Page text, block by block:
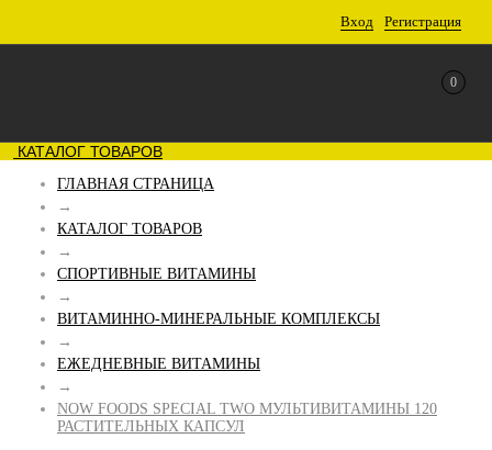
Вход Регистрация
0
КАТАЛОГ ТОВАРОВ
ГЛАВНАЯ СТРАНИЦА
→
КАТАЛОГ ТОВАРОВ
→
СПОРТИВНЫЕ ВИТАМИНЫ
→
ВИТАМИННО-МИНЕРАЛЬНЫЕ КОМПЛЕКСЫ
→
ЕЖЕДНЕВНЫЕ ВИТАМИНЫ
→
NOW FOODS SPECIAL TWO МУЛЬТИВИТАМИНЫ 120
РАСТИТЕЛЬНЫХ КАПСУЛ